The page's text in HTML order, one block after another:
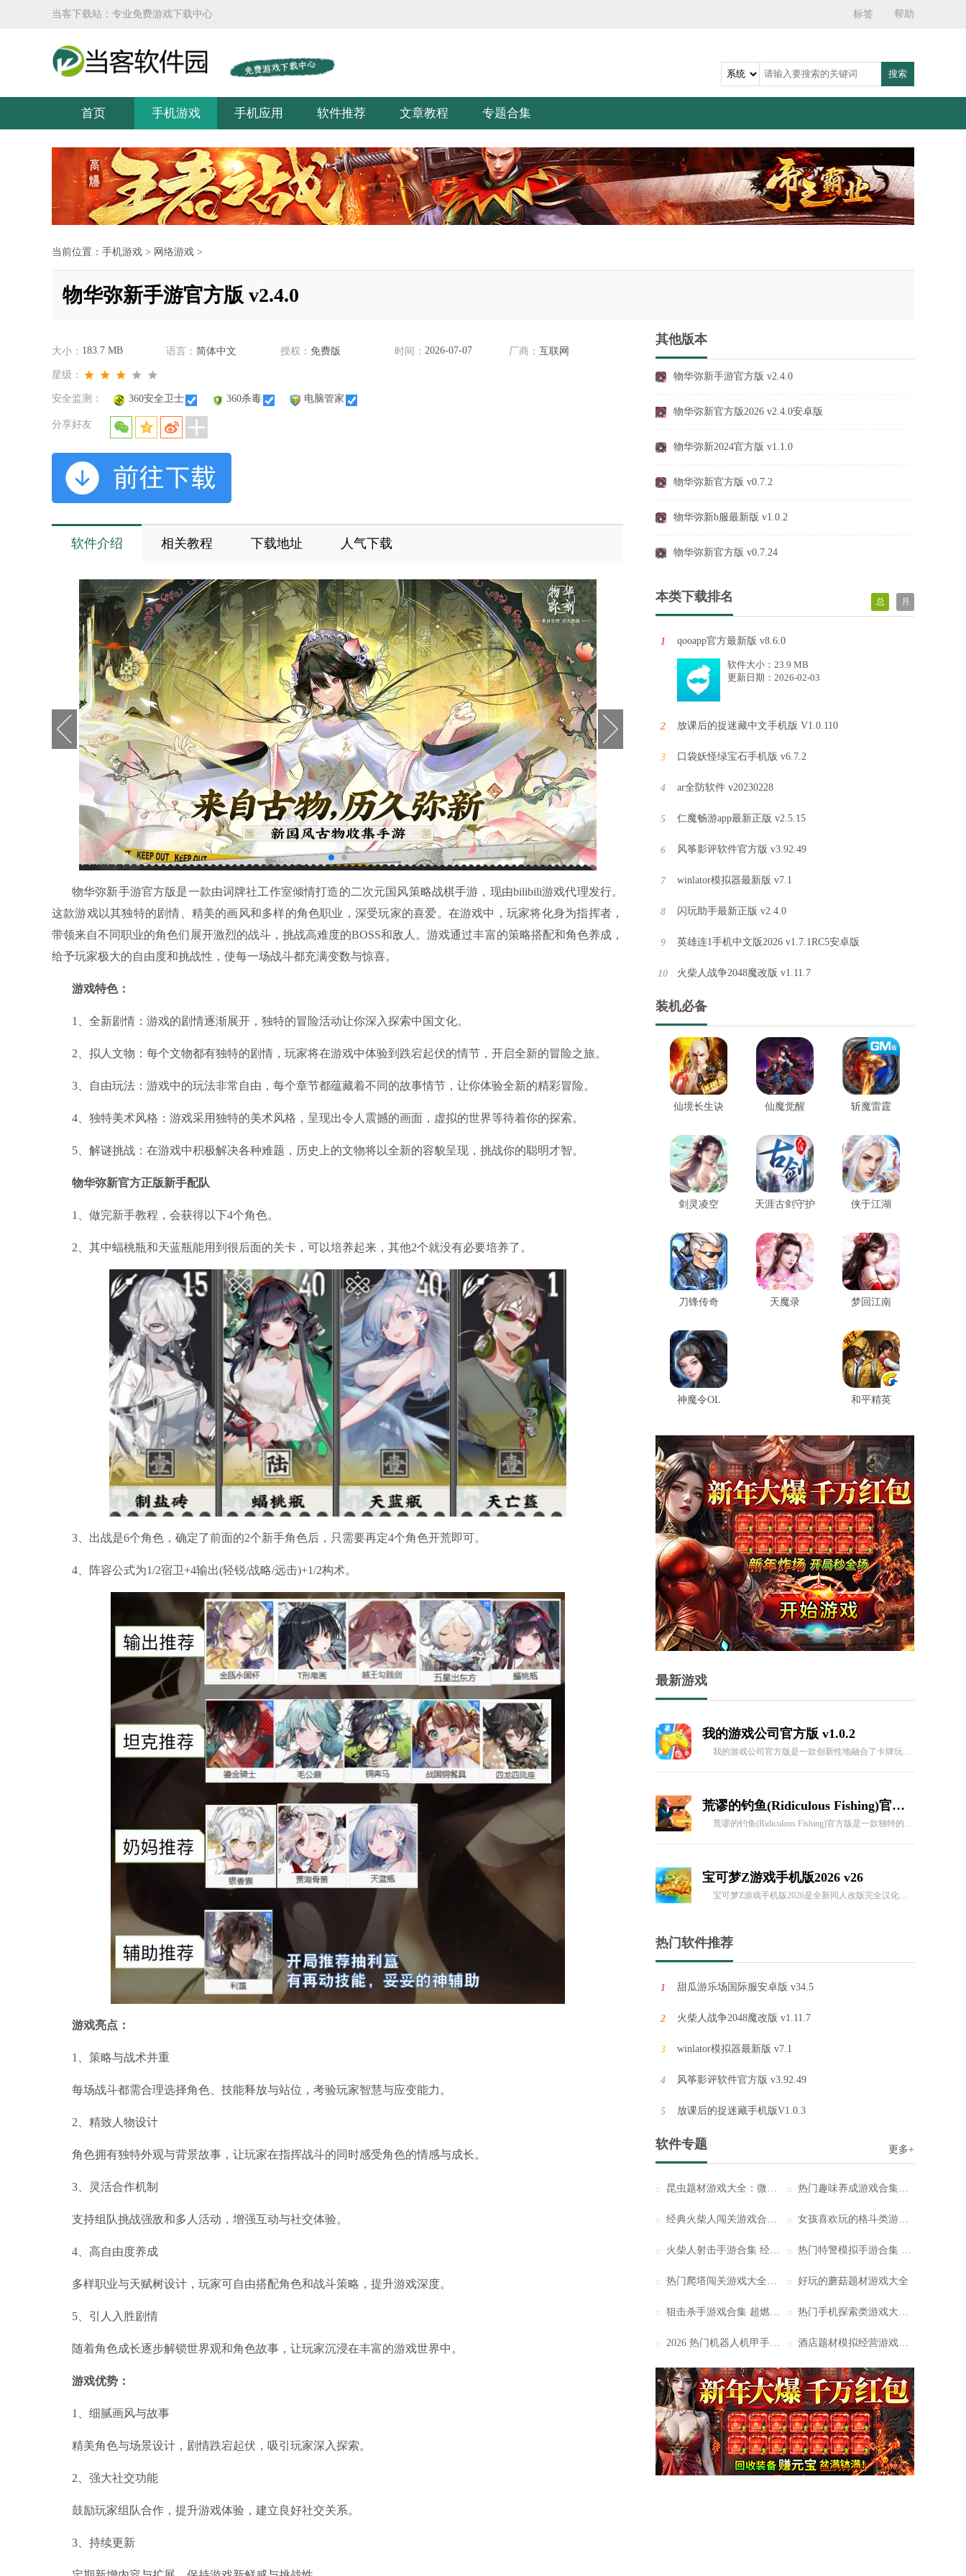
当客下载站：专业免费游戏下载中心 标签 帮助
搜索
首页 手机游戏 手机应用 软件推荐 文章教程 专题合集
当前位置： 手机游戏 > 网络游戏 >
物华弥新手游官方版 v2.4.0
大小： 183.7 MB 语言： 简体中文 授权： 免费版 时间： 2026-07-07 厂商： 互联网
星级：
安全监测： 360安全卫士 360杀毒 电脑管家
分享好友
软件介绍 相关教程 下载地址 人气下载
物华弥新手游官方版是一款由词牌社工作室倾情打造的二次元国风策略战棋手游，现由bilibili游戏代理发行。
这款游戏以其独特的剧情、精美的画风和多样的角色职业，深受玩家的喜爱。在游戏中，玩家将化身为指挥者，
带领来自不同职业的角色们展开激烈的战斗，挑战高难度的BOSS和敌人。游戏通过丰富的策略搭配和角色养成，
给予玩家极大的自由度和挑战性，使每一场战斗都充满变数与惊喜。
游戏特色：
1、全新剧情：游戏的剧情逐渐展开，独特的冒险活动让你深入探索中国文化。
2、拟人文物：每个文物都有独特的剧情，玩家将在游戏中体验到跌宕起伏的情节，开启全新的冒险之旅。
3、自由玩法：游戏中的玩法非常自由，每个章节都蕴藏着不同的故事情节，让你体验全新的精彩冒险。
4、独特美术风格：游戏采用独特的美术风格，呈现出令人震撼的画面，虚拟的世界等待着你的探索。
5、解谜挑战：在游戏中积极解决各种难题，历史上的文物将以全新的容貌呈现，挑战你的聪明才智。
物华弥新官方正版新手配队
1、做完新手教程，会获得以下4个角色。
2、其中蝠桃瓶和天蓝瓶能用到很后面的关卡，可以培养起来，其他2个就没有必要培养了。
3、出战是6个角色，确定了前面的2个新手角色后，只需要再定4个角色开荒即可。
4、阵容公式为1/2宿卫+4输出(轻锐/战略/远击)+1/2构术。
游戏亮点：
1、策略与战术并重
每场战斗都需合理选择角色、技能释放与站位，考验玩家智慧与应变能力。
2、精致人物设计
角色拥有独特外观与背景故事，让玩家在指挥战斗的同时感受角色的情感与成长。
3、灵活合作机制
支持组队挑战强敌和多人活动，增强互动与社交体验。
4、高自由度养成
多样职业与天赋树设计，玩家可自由搭配角色和战斗策略，提升游戏深度。
5、引人入胜剧情
随着角色成长逐步解锁世界观和角色故事，让玩家沉浸在丰富的游戏世界中。
游戏优势：
1、细腻画风与故事
精美角色与场景设计，剧情跌宕起伏，吸引玩家深入探索。
2、强大社交功能
鼓励玩家组队合作，提升游戏体验，建立良好社交关系。
3、持续更新
其他版本
物华弥新手游官方版 v2.4.0
物华弥新官方版2026 v2.4.0安卓版
物华弥新2024官方版 v1.1.0
物华弥新官方版 v0.7.2
物华弥新b服最新版 v1.0.2
物华弥新官方版 v0.7.24
本类下载排名 总 月
1 qooapp官方最新版 v8.6.0
软件大小：23.9 MB
更新日期：2026-02-03
2 放课后的捉迷藏中文手机版 V1.0.110
3 口袋妖怪绿宝石手机版 v6.7.2
4 ar全防软件 v20230228
5 仁魔畅游app最新正版 v2.5.15
6 风筝影评软件官方版 v3.92.49
7 winlator模拟器最新版 v7.1
8 闪玩助手最新正版 v2.4.0
9 英雄连1手机中文版2026 v1.7.1RC5安卓版
10 火柴人战争2048魔改版 v1.11.7
装机必备
仙境长生诀 仙魔觉醒 斩魔雷霆
剑灵凌空 天涯古剑守护 侠于江湖
刀锋传奇 天魔录 梦回江南
神魔令OL 和平精英
最新游戏
FNF正面镜安卓版 v1.0.0
Mobile Legends国际服2026 v1.9.42.10341
兰德里纳河x手机版2026 v1.0.4
兰德里纳河x手机版2026是一款经过兰德里纳河系列的第十部作品Slendrina X的黑客模组修改版本的恐怖解谜游戏，游戏也曾一度被称之为斯伦德里娜X。游戏整体画面风格继承了前几部作品的一款风格
我的游戏公司官方版 v1.0.2
荒谬的钓鱼(Ridiculous Fishing)官方版 v1.2.2.4.8
宝可梦Z游戏手机版2026 v26
宝可梦Z游戏手机版2026是全新同人改版完全汉化版，游戏中收录了各个版本经典的宝可梦角色，加入mega、极巨化以及全新的技能特性以及区域，化身训练师，在宝可梦的世界中冒险吧！
FNF正面镜安卓版 v1.0.0
FNF正面镜安卓版是一款刺激有趣的音乐体验游戏，专为热爱节奏和挑战的玩家设计。游戏采用了鲜艳的画面和动感的音乐，让玩家进入一个充满创意与热情的音乐世界。在这里，你将能够与全新的角色一同展开冒险，解锁不同的曲目，挑战各种音乐关卡。
Mobile Legends国际服2026 v1.9.42.10341
Mobile Legends国际服2026是一款经典的5v5 MOBA竞技游戏，玩家可以选择不同定位的英雄，与全球玩家展开激烈对战，推倒敌方防御塔，体验沉浸式的战斗乐趣。
我的游戏公司官方版 v1.0.2
我的游戏公司官方版是一款创新性地融合了卡牌玩法的模拟经营游戏，玩家将扮演游戏公司创业者，从零开始组建开发团队，通过招募策划、美术、程序、音乐等员工卡牌，逐步推动公司成长并开发各类游戏作品。游戏以“真实游戏公
荒谬的钓鱼(Ridiculous Fishing)官方版 v1.2.2.4.8
荒谬的钓鱼(Ridiculous Fishing)官方版是一款独特的休闲娱乐游戏，将钓鱼过程融入了枪支射击的元素，让玩家感受到非凡的钓鱼乐趣。在游戏中，玩家可以在汪洋大海中使用渔具作为枪支，在下钓的过程中不断射击鱼类，从而获得丰厚的奖励。游戏画面
宝可梦Z游戏手机版2026 v26
宝可梦Z游戏手机版2026是全新同人改版完全汉化版，游戏中收录了各个版本经典的宝可梦角色，加入mega、极巨化以及全新的技能特性以及区域，化身训练师，在宝可梦的世界中冒险吧！
热门软件推荐
1 甜瓜游乐场国际服安卓版 v34.5
2 火柴人战争2048魔改版 v1.11.7
3 winlator模拟器最新版 v7.1
4 风筝影评软件官方版 v3.92.49
5 放课后的捉迷藏手机版V1.0.3
软件专题 更多+
昆虫题材游戏大全：微观昆虫模拟经营游戏合集 热门趣味养成游戏合集｜高人气休闲养成类手游大全
经典火柴人闯关游戏合集 热门火柴人手游大全 女孩喜欢玩的格斗类游戏大全 上手简单角色颜值出众
火柴人射击手游合集 经典火柴人射击游戏大全 热门特警模拟手游合集 经典反恐特警游戏推荐
热门爬塔闯关游戏大全｜经典优质爬塔手游合集推荐 好玩的蘑菇题材游戏大全
狙击杀手游戏合集 超燃狙击玩法佳作推荐 热门手机探索类游戏大全 经典探索手游合集推荐
2026 热门机器人机甲手游合集 经典机甲游戏大全推荐 酒店题材模拟经营游戏大全 热门酒店经营手游合集